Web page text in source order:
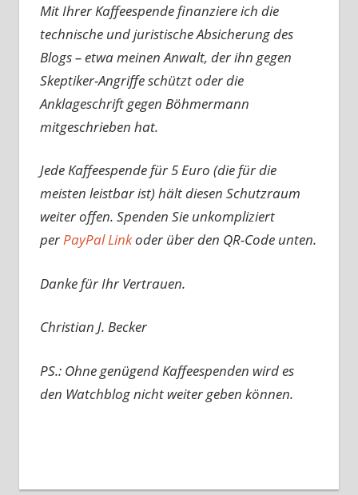
Mit Ihrer Kaffeespende finanziere ich die
technische und juristische Absicherung des
Blogs – etwa meinen Anwalt, der ihn gegen
Skeptiker-Angriffe schützt oder die
Anklageschrift gegen Böhmermann
mitgeschrieben hat.
Jede Kaffeespende für 5 Euro (die für die
meisten leistbar ist) hält diesen Schutzraum
weiter offen. Spenden Sie unkompliziert
perPayPal Linkoder über den QR-Code unten.
Danke für Ihr Vertrauen.
Christian J. Becker
PS.: Ohne genügend Kaffeespenden wird es
den Watchblog nicht weiter geben können.